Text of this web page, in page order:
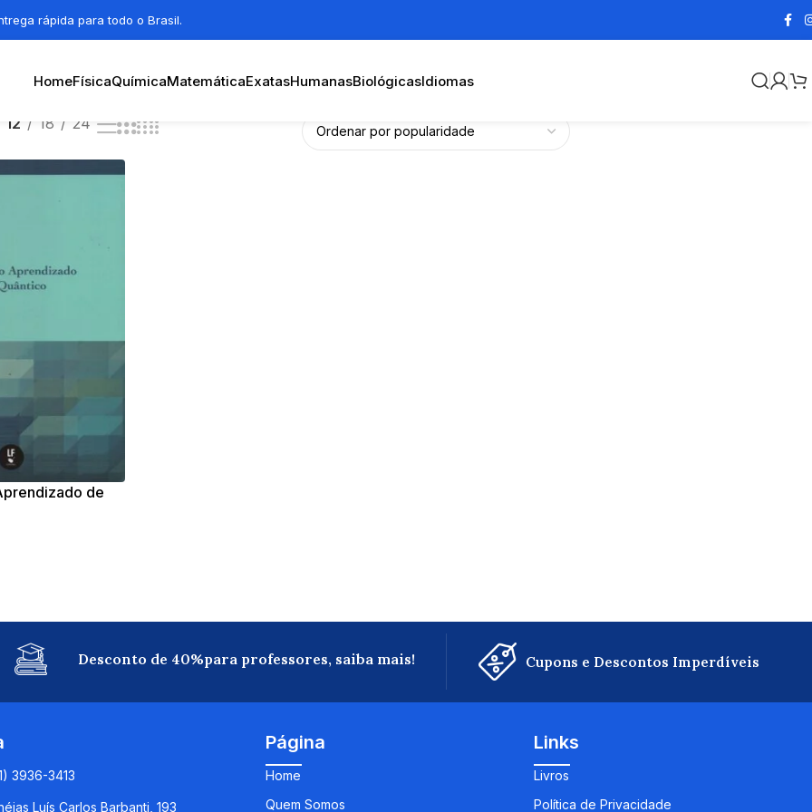
rápida para todo o Brasil.
HomeFísicaQuímicaMatemáticaExatasHumanasBiológicasIdiomas
12 18 24
de
Desconto de 40%para professores, saiba mais! Cupons e Descontos Imperdíveis
3936-3413
Luís Carlos Barbanti, 193
Página
Home
Quem Somos
Links
Livros
Política de Privacidade